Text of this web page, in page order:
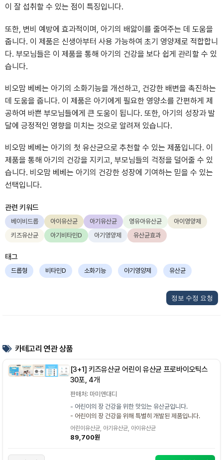
이 잘 섭취할 수 있는 점이 특징입니다.
또한, 변비 예방에 효과적이며, 아기의 배앓이를 줄여주는 데 도움을
줍니다. 이 제품은 신생아부터 사용 가능하여 초기 영양제로 적합합니
다. 부모님들은 이 제품을 통해 아기의 건강을 보다 쉽게 관리할 수 있
습니다.
비오맘 베베는 아기의 소화기능을 개선하고, 건강한 배변을 촉진하는
데 도움을 줍니다. 이 제품은 아기에게 필요한 영양소를 간편하게 제
공하여 바쁜 부모님들에게 큰 도움이 됩니다. 또한, 아기의 성장과 발
달에 긍정적인 영향을 미치는 것으로 알려져 있습니다.
비오맘 베베는 아기의 첫 유산균으로 추천할 수 있는 제품입니다. 이
제품을 통해 아기의 건강을 지키고, 부모님들의 걱정을 덜어줄 수 있
습니다. 비오맘 베베는 아기의 건강한 성장에 기여하는 믿을 수 있는
선택입니다.
관련 키워드
베이비드롭 아이유산균 아기유산균 영유아유산균
아이영양제
키즈유산균
아기비타민D 아기영양제 유산균효과
태그
드롭형 비타민D 소화기능 아기영양제 유산균
정보 수정 요청
카테고리 연관 상품
[3+1] 키즈유산균 어린이 유산균 프로바이오틱스
30포, 4개
판매처: 마미앤대디
- 어린이의 장 건강을 위한 맛있는 유산균입니다.
- 어린이의 장 건강을 위해 특별히 개발된 제품입니다.
어린이유산균, 아기유산균, 아이유산균
89,700원